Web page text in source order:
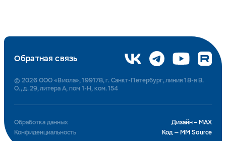
Дизайн – MAX
Обработка данных
Код — MM Source
Конфиденциальность
Обратная связь
© 2026 ООО «Виола», 199178, г. Санкт-Петербург, линия 18-я В.
О., д. 29, литера А, пом 1-Н, ком. 154